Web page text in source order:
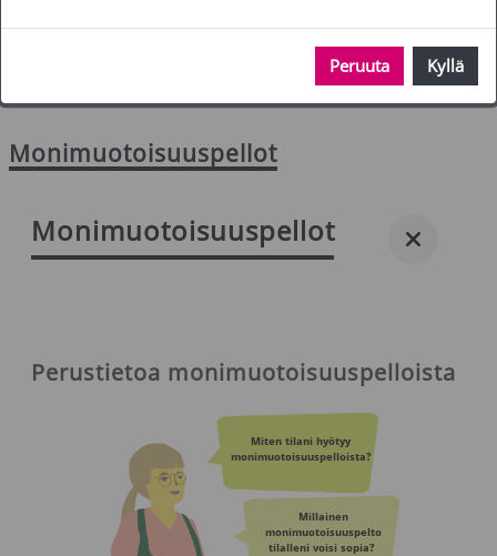
Monimuotoisuuspellot
Monimuotoisuuspellot
Perustietoa monimuotoisuuspelloista
Peruuta Kyllä